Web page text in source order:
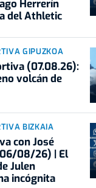
Herrerín
del Athletic
GIPUZKOA
(07.08.26):
volcán de
BIZKAIA
con José
08/26) | El
Julen
incógnita